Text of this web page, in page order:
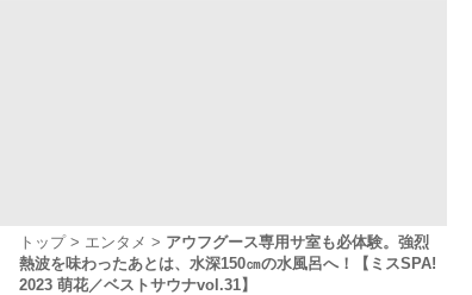
トップ エンタメ
アウフグース専用サ室も必体験。強烈
熱波を味わったあとは、水深150㎝の水風呂へ！【ミスSPA!
2023 萌花／ベストサウナvol.31】